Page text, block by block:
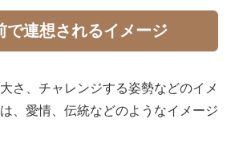
で連想されるイメージ
さ、チャレンジする姿勢などのイメ
は、愛情、伝統などのようなイメージ